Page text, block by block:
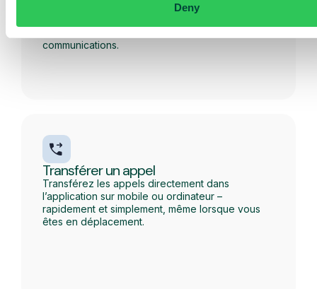
Deny
au format PDF à une ou plusieurs adresses e-mail
communications.
Transférer un appel
Transférez les appels directement dans
l’application sur mobile ou ordinateur –
rapidement et simplement, même lorsque vous
êtes en déplacement.